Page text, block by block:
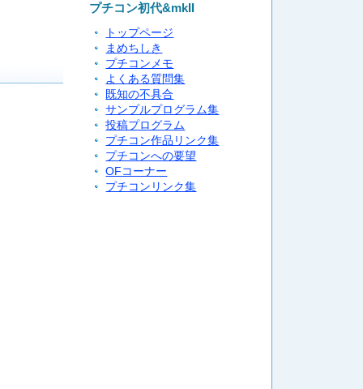
プチコン初代&mkII
トップページ
まめちしき
プチコンメモ
よくある質問集
既知の不具合
サンプルプログラム集
投稿プログラム
プチコン作品リンク集
プチコンへの要望
OFコーナー
プチコンリンク集